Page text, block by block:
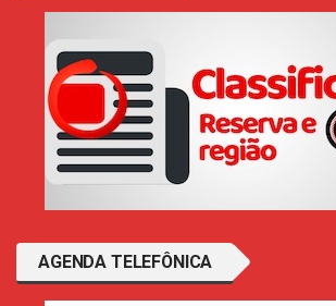
AGENDA TELEFÔNICA